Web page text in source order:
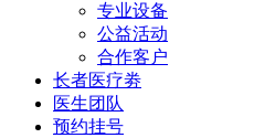
专业设备
公益活动
合作客户
长者医疗劵
医生团队
预约挂号